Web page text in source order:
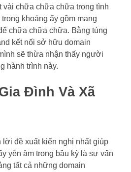
vài chữa chữa chữa trong tình
khoảng ấy gồm mang
chữa chữa chữa. Bằng túng
kết nối sở hữu domain
sẽ thừa nhận thấy người
hành trình này.
Đình Và Xã
lời đề xuất kiến nghị nhất giúp
yên âm trong bầu kỳ là sự vấn
tất cả những domain